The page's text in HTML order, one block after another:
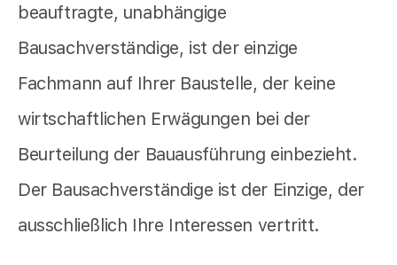
beauftragte, unabhängige
Bausachverständige, ist der einzige
Fachmann auf Ihrer Baustelle, der keine
wirtschaftlichen Erwägungen bei der
Beurteilung der Bauausführung einbezieht.
Der Bausachverständige ist der Einzige, der
ausschließlich Ihre Interessen vertritt.